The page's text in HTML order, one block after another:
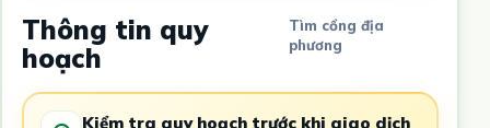
Thông tin quy
hoạch
Tìm cổng địa
phương
Kiểm tra quy hoạch trước khi giao dịch